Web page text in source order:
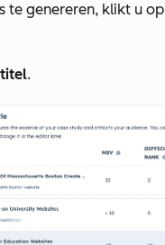
te genereren, klikt u op
titel.